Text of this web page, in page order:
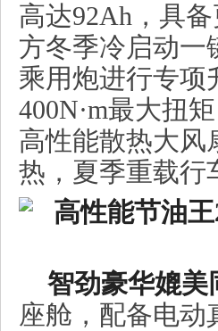
高达92Ah，具
方冬季冷启动一
乘用炮进行专项
400N·m最大扭
高性能散热大风
热，夏季重载行
智劲豪华媲美
座舱，配备电动